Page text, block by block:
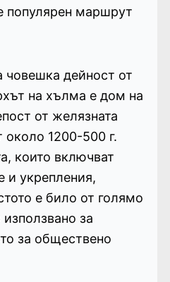
популярен маршрут
човешка дейност от
на хълма е дом на
от желязната
около 1200-500 г.
които включват
и укрепления,
е било от голямо
за
за обществено